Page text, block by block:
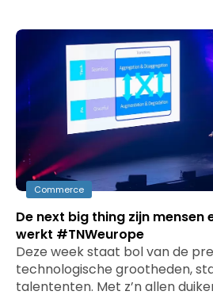
Commerce
De next big thing zijn mensen
werkt #TNWeurope
Deze week staat bol van de
technologische grootheden,
talententen. Met z’n allen